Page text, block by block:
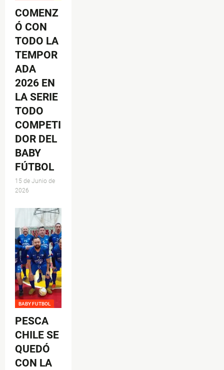
COMENZ
Ó CON
TODO LA
TEMPOR
ADA
2026 EN
LA SERIE
TODO
COMPETI
DOR DEL
BABY
FÚTBOL
15 de Junio de
2026
BABY FUTBOL
PESCA
CHILE SE
QUEDÓ
CON LA